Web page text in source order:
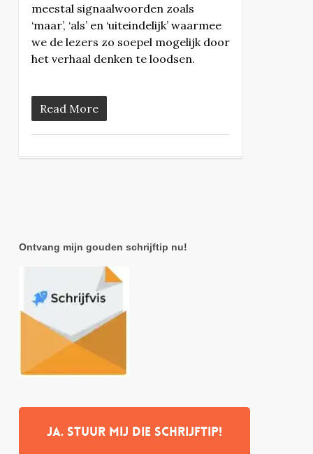
meestal signaalwoorden zoals
‘maar’, ‘als’ en ‘uiteindelijk’ waarmee
we de lezers zo soepel mogelijk door
het verhaal denken te loodsen.
Read More
Ontvang mijn gouden schrijftip nu!
Ja. stuur mij die schrijftip!